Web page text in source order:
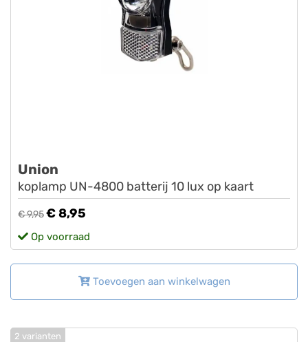
Union
koplamp UN-4800 batterij 10 lux op kaart
€ 9,95€ 8,95
Op voorraad
Toevoegen aan winkelwagen
2 varianten